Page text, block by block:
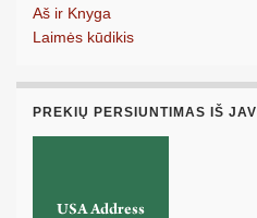
Aš ir Knyga
Laimės kūdikis
PREKIŲ PERSIUNTIMAS IŠ JAV